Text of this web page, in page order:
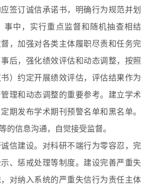
签订诚信承诺书，明确行为规范并划
事中，实行重点监督和随机抽查相结
，加强对各类主体履职尽责和任务完
后，强化绩效评估和动态调整，按照
）约定开展绩效评估，评估结果作为
理和动态调整的重要参考。建立学术
期发布学术期刊预警名单和黑名单。
的信息沟通，自觉接受监督。
建设。对科研不端行为零容忍，完
、惩戒处理等制度。建设完善严重失
对纳入系统的严重失信行为责任主体